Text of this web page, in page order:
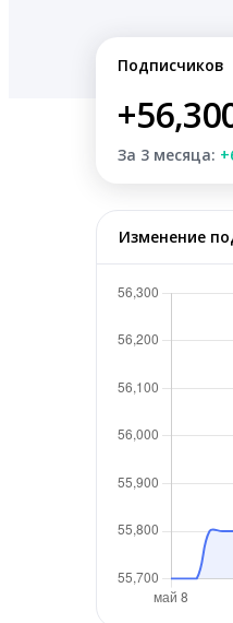
Подписчиков
За 3 месяца:
Изменение